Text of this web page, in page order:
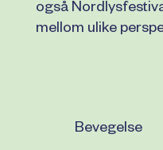
også
mellom ulike
Bevegelse